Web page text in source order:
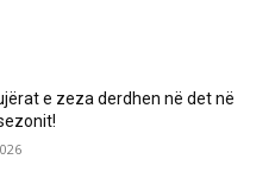
e zeza derdhen në det në